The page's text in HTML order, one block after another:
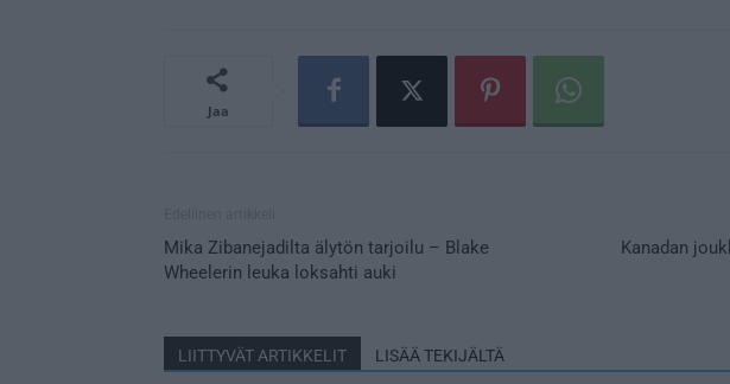
Jaa
Mika Zibanejadilta älytön tarjoilu – Blake
Wheelerin leuka loksahti auki
Kanadan
LIITTYVÄT ARTIKKELIT LISÄÄ TEKIJÄLTÄ